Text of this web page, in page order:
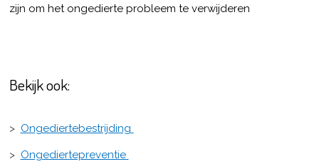
zijn om het ongedierte probleem te verwijderen
Bekijk ook:
> Ongediertebestrijding
> Ongediertepreventie